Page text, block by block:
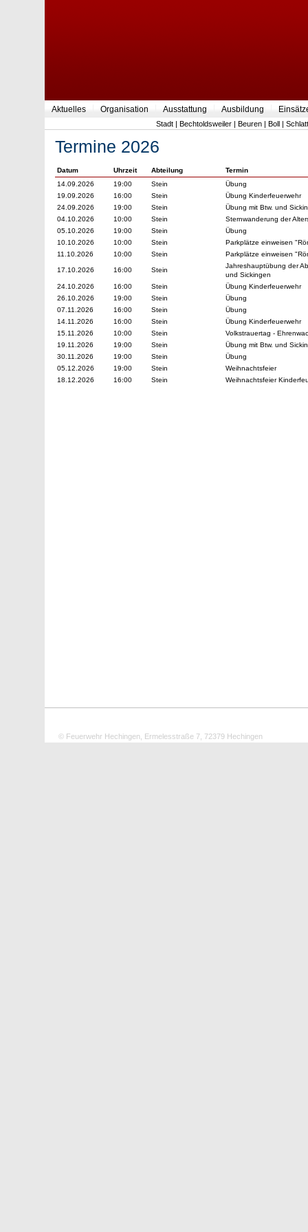
Aktuelles Organisation Ausstattung Ausbildung
Stadt | Bechtoldsweiler | Beuren | Boll | Schlatt
Termine 2026
Datum Uhrzeit Abteilung
Termin
14.09.2026
19:00 Stein
Übung
19.09.2026
16:00 Stein
Übung Kinderfeuerwehr
24.09.2026
19:00 Stein
Übung mit Btw. und
04.10.2026
10:00 Stein
Sternwanderung der
05.10.2026
19:00 Stein
Übung
10.10.2026
10:00 Stein
Parkplätze einweisen
11.10.2026
10:00 Stein Parkplätze einweisen
17.10.2026 16:00 Stein
Jahreshauptübung der
und Sickingen
24.10.2026
16:00 Stein
Übung Kinderfeuerwehr
26.10.2026
19:00 Stein
Übung
07.11.2026
16:00 Stein
Übung
14.11.2026
16:00 Stein
Übung Kinderfeuerwehr
15.11.2026
10:00 Stein
Volkstrauertag -
19.11.2026
19:00 Stein
Übung mit Btw. und
30.11.2026
19:00 Stein
Übung
05.12.2026
19:00 Stein
Weihnachtsfeier
18.12.2026
16:00 Stein Weihnachtsfeier
© Feuerwehr Hechingen, Ermelesstraße 7, 72379 Hechingen